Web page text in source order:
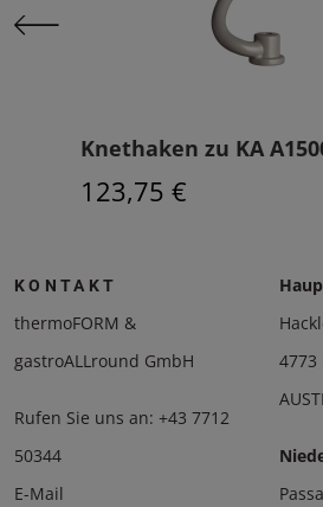
Knethaken zu KA
123,75 €
KONTAKT
thermoFORM &
gastroALLround GmbH
Rufen Sie uns an: +43 7712
50344
E-Mail
4773